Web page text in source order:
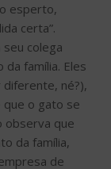
esperto,
certa”.
colega
família. Eles
né?),
que o gato se
observa que
da família,
de